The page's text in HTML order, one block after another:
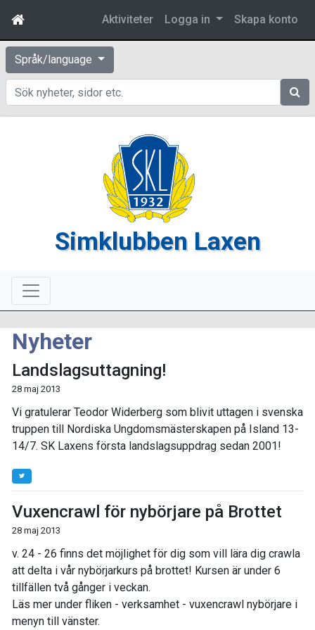
Aktiviteter Logga in Skapa konto
Språk/language
Sök
Simklubben Laxen
Nyheter
Landslagsuttagning!
28 maj 2013
Vi gratulerar Teodor Widerberg som blivit uttagen i svenska
truppen till Nordiska Ungdomsmästerskapen på Island 13-
14/7. SK Laxens första landslagsuppdrag sedan 2001!
Vuxencrawl för nybörjare på Brottet
28 maj 2013
v. 24 - 26 finns det möjlighet för dig som vill lära dig crawla
att delta i vår nybörjarkurs på brottet! Kursen är under 6
tillfällen två gånger i veckan.
Läs mer under fliken - verksamhet - vuxencrawl nybörjare i
menyn till vänster.